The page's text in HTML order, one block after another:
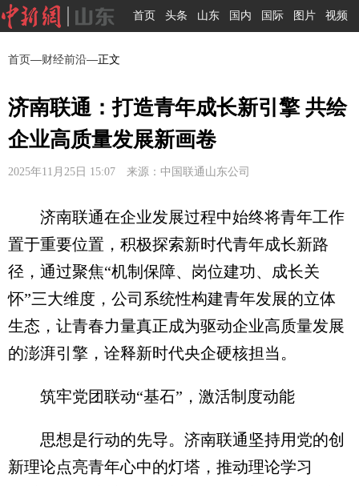
首页 头条 山东 国内 国际 图片 视频
首页—财经前沿—正文
济南联通：打造青年成长新引擎 共绘
企业高质量发展新画卷
2025年11月25日 15:07 来源：中国联通山东公司
济南联通在企业发展过程中始终将青年工作
置于重要位置，积极探索新时代青年成长新路
径，通过聚焦“机制保障、岗位建功、成长关
怀”三大维度，公司系统性构建青年发展的立体
生态，让青春力量真正成为驱动企业高质量发展
的澎湃引擎，诠释新时代央企硬核担当。
筑牢党团联动“基石”，激活制度动能
思想是行动的先导。济南联通坚持用党的创
新理论点亮青年心中的灯塔，推动理论学习